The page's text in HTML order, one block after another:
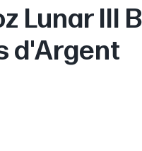
Lunar III
d'Argent